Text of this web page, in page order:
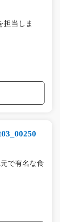
担当しま
で有名な食